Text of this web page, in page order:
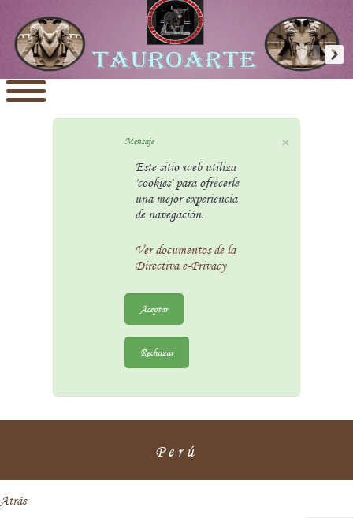
×
Mensaje
Este sitio web utiliza
'cookies' para ofrecerle
una mejor experiencia
de navegación.
Ver documentos de la
Directiva e-Privacy
Aceptar
Rechazar
Perú
Atrás